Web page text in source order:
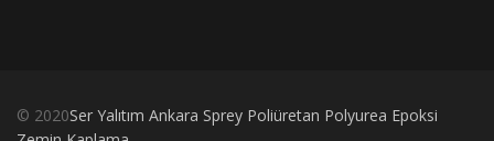
© 2020Ser Yalıtım Ankara Sprey Poliüretan Polyurea Epoksi